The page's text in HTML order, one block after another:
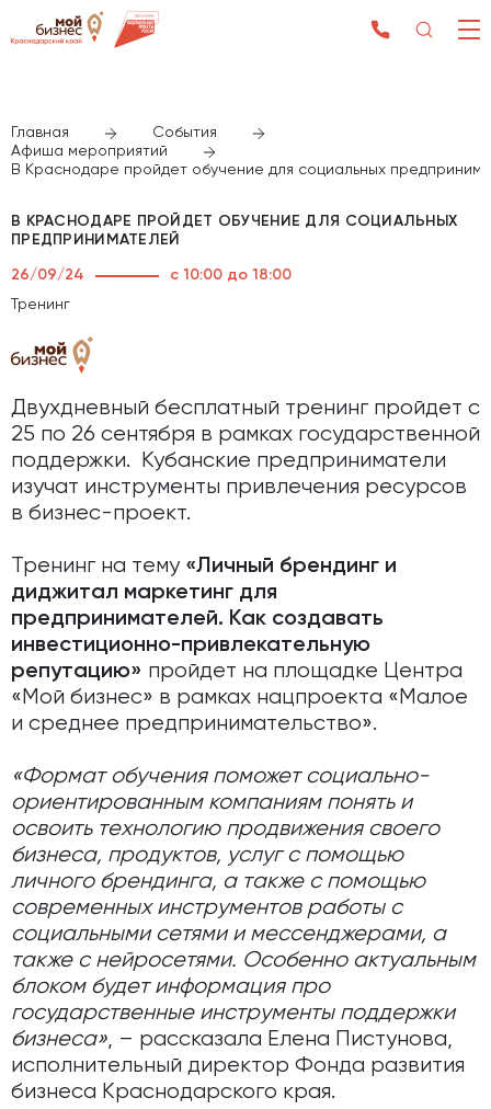
Главная
События
Афиша мероприятий
В Краснодаре пройдет обучение для социальных
В КРАСНОДАРЕ ПРОЙДЕТ ОБУЧЕНИЕ ДЛЯ СОЦИАЛЬНЫХ
ПРЕДПРИНИМАТЕЛЕЙ
26/09/24
с 10:00 до 18:00
Тренинг
Двухдневный бесплатный тренинг пройдет с
25 по 26 сентября в рамках государственной
поддержки. Кубанские предприниматели
изучат инструменты привлечения ресурсов
в бизнес-проект.
Тренинг на тему «Личный брендинг и
диджитал маркетинг для
предпринимателей. Как создавать
инвестиционно-привлекательную
репутацию» пройдет на площадке Центра
«Мой бизнес» в рамках нацпроекта «Малое
и среднее предпринимательство».
«Формат обучения поможет социально-
ориентированным компаниям понять и
освоить технологию продвижения своего
бизнеса, продуктов, услуг с помощью
личного брендинга, а также с помощью
современных инструментов работы с
социальными сетями и мессенджерами, а
также с нейросетями. Особенно актуальным
блоком будет информация про
государственные инструменты поддержки
бизнеса», – рассказала Елена Пистунова,
исполнительный директор Фонда развития
бизнеса Краснодарского края.